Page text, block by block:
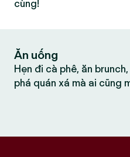
cùng!
Ăn uống
Hẹn đi cà phê, ăn
phá quán xá mà ai cũng